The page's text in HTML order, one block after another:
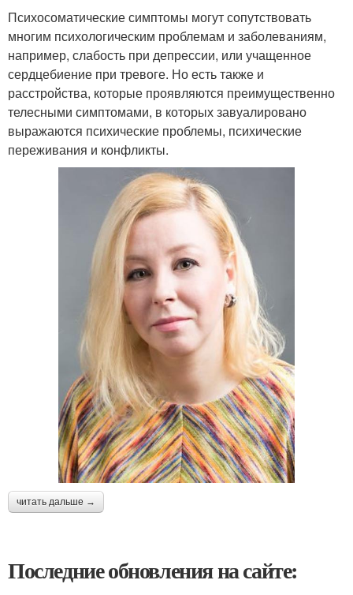
Психосоматические симптомы могут сопутствовать
многим психологическим проблемам и заболеваниям,
например, слабость при депрессии, или учащенное
сердцебиение при тревоге. Но есть также и
расстройства, которые проявляются преимущественно
телесными симптомами, в которых завуалировано
выражаются психические проблемы, психические
переживания и конфликты.
читать дальше →
Последние обновления на сайте: